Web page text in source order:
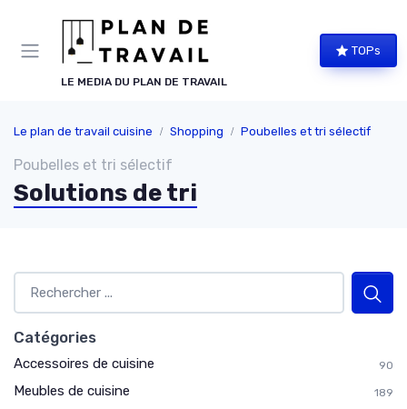
LE MEDIA DU PLAN DE TRAVAIL
TOPs
Le plan de travail cuisine Shopping Poubelles et tri sélectif
Poubelles et tri sélectif
Solutions de tri
Catégories
Accessoires de cuisine 90
Meubles de cuisine 189